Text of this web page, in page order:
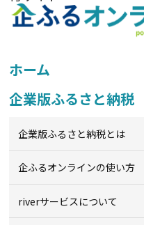
ホーム
企業版ふるさと納税
企業版ふるさと納税とは
企ふるオンラインの使い方
riverサービスについて